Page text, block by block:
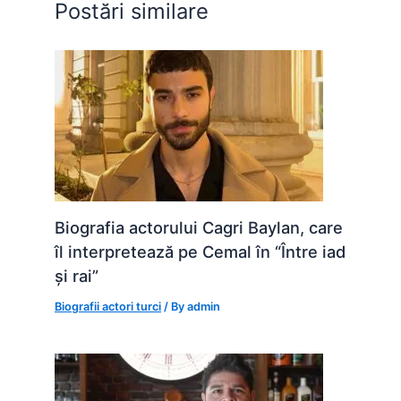
k
er
Postări similare
Biografia actorului Cagri Baylan, care
îl interpretează pe Cemal în “Între iad
și rai”
Biografii actori turci / Byadmin